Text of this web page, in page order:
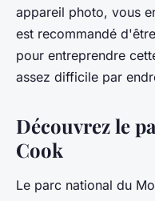
appareil photo, vous
est recommandé
pour entreprendre
assez difficile par
Découvrez le
Cook
Le parc national du